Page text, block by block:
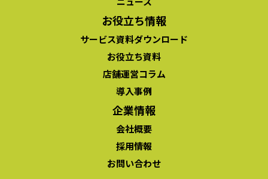
お役立ち情報
サービス資料ダウンロード
お役立ち資料
店舗運営コラム
導入事例
企業情報
会社概要
採用情報
お問い合わせ